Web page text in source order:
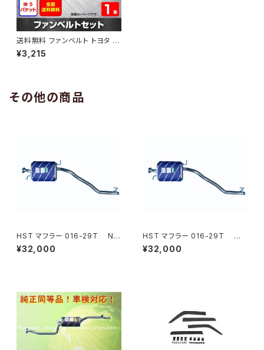
送料無料 ファンベルト トヨタ ノ
ア 型式ZRR75W H19.06～H1
9.07 （国内トップメーカー） 1本
¥3,215
その他の商品
HST マフラー 016-29T NV
350キャラバン VR2E26 ニッサ
ン 本体オールステンレス 車検
¥32,000
HST マフラー 016-29T コ
モ JVR2E26 イスズ 本体オー
ルステンレス 車検対応 純正同
¥32,000